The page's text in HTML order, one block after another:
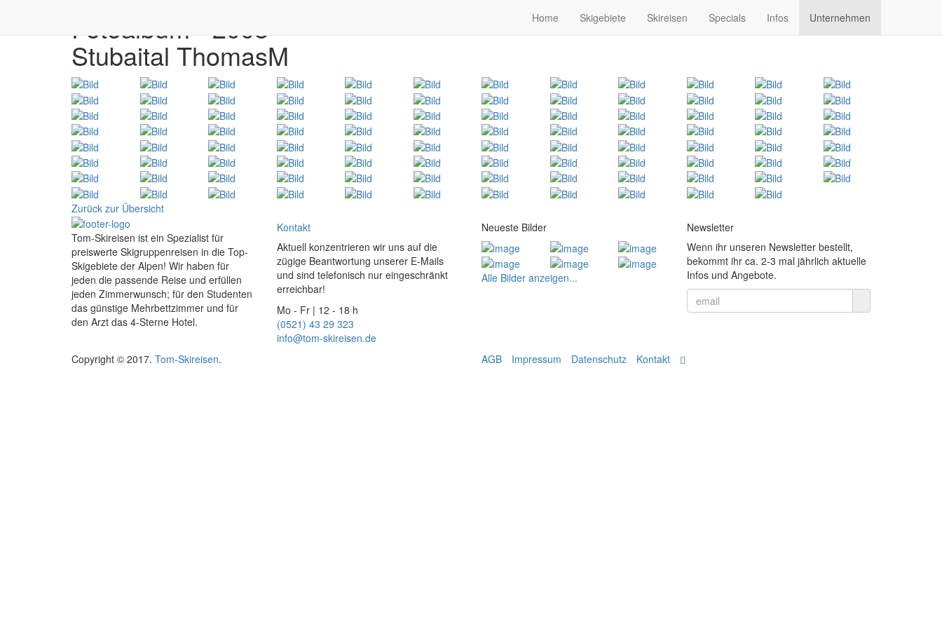
Home Skigebiete Skireisen Specials Infos Unternehmen
Fotoalbum - 2008
Stubaital ThomasM
Zurück zur Übersicht
Tom-Skireisen ist ein Spezialist für
preiswerte Skigruppenreisen in die Top-
Skigebiete der Alpen! Wir haben für
jeden die passende Reise und erfüllen
jeden Zimmerwunsch; für den Studenten
das günstige Mehrbettzimmer und für
den Arzt das 4-Sterne Hotel.
Kontakt
Aktuell konzentrieren wir uns auf die
zügige Beantwortung unserer E-Mails
und sind telefonisch nur eingeschränkt
erreichbar!
Mo - Fr | 12 - 18 h
(0521) 43 29 323
info@tom-skireisen.de
Neueste Bilder
Alle Bilder anzeigen...
Newsletter
Wenn ihr unseren Newsletter bestellt,
bekommt ihr ca. 2-3 mal jährlich aktuelle
Infos und Angebote.
AGB Impressum Datenschutz Kontakt
Copyright © 2017. Tom-Skireisen.